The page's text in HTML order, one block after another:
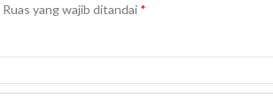
Ruas yang wajib ditandai *